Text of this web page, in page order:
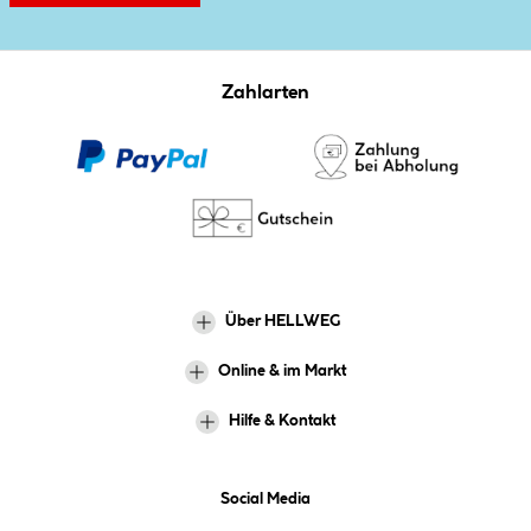
Zahlarten
Über HELLWEG
Online & im Markt
Hilfe & Kontakt
Social Media